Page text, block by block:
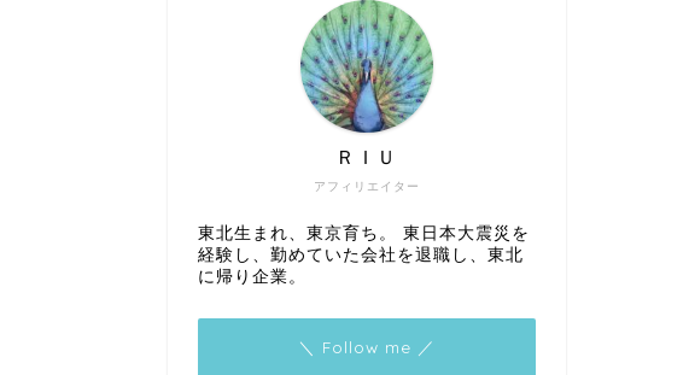
アフィリエイター
ＲＩＵ
東北生まれ、東京育ち。 東日本大震災を
経験し、勤めていた会社を退職し、東北
に帰り企業。
＼ Follow me ／